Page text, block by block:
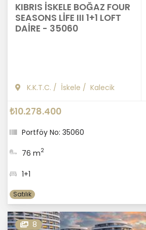
KIBRIS İSKELE BOĞAZ FOUR
SEASONS LİFE III 1+1 LOFT
DAİRE - 35060
K.K.T.C. / İskele / Kalecik
₺10.278.400
Portföy No: 35060
76 m2
1+1
Satılık
8